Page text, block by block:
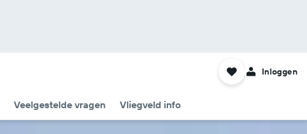
Veelgestelde vragen Vliegveld info
Inloggen